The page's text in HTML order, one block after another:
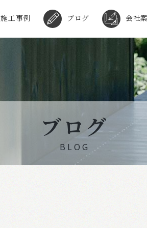
施工事例 ブログ 会社
ブログ
BLOG